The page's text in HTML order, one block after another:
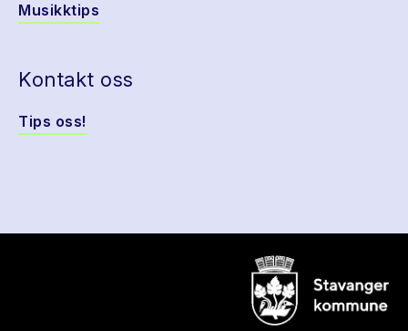
Musikktips
Kontakt oss
Tips oss!